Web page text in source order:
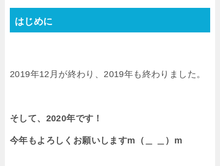
はじめに
2019年12月が終わり、2019年も終わりました。
そして、2020年です！
今年もよろしくお願いしますm（＿ ＿）m